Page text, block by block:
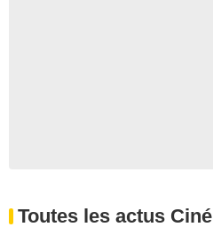
Toutes les actus Ciné